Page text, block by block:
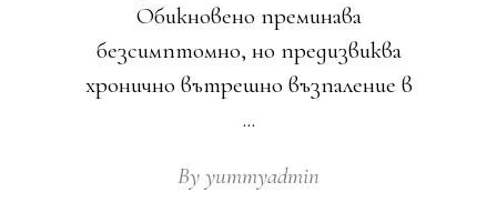
Обикновено преминава
безсимптомно, но предизвиква
хронично вътрешно възпаление в
By yummyadmin